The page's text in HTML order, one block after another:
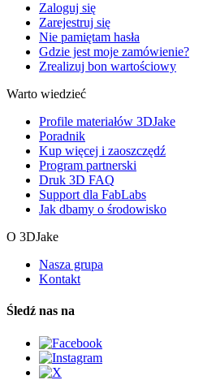
Zaloguj się
Zarejestruj się
Nie pamiętam hasła
Gdzie jest moje zamówienie?
Zrealizuj bon wartościowy
Warto wiedzieć
Profile materiałów 3DJake
Poradnik
Kup więcej i zaoszczędź
Program partnerski
Druk 3D FAQ
Support dla FabLabs
Jak dbamy o środowisko
O 3DJake
Nasza grupa
Kontakt
Śledź nas na